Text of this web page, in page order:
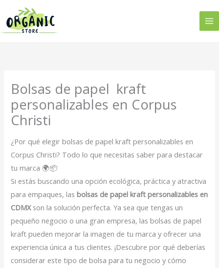
contenido
Bolsas de papel kraft
personalizables en Corpus
Christi
¿Por qué elegir bolsas de papel kraft personalizables en
Corpus Christi? Todo lo que necesitas saber para destacar
tu marca 🌍📦
Si estás buscando una opción ecológica, práctica y atractiva
para empaques, lasbolsas de papel kraft personalizables en
CDMXson la solución perfecta. Ya sea que tengas un
pequeño negocio o una gran empresa, las bolsas de papel
kraft pueden mejorar la imagen de tu marca y ofrecer una
experiencia única a tus clientes. ¡Descubre por qué deberías
considerar este tipo de bolsa para tu negocio y cómo